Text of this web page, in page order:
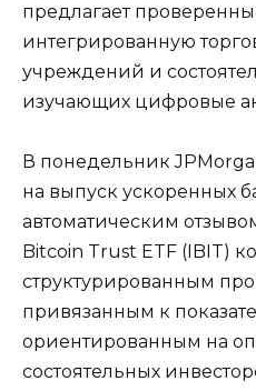
предлагает
интегрированную
учреждений и
изучающих цифровые
В понедельник
на выпуск ускоренных
автоматическим
Bitcoin Trust ETF (IBIT)
структурированным
привязанным к
ориентированным на
состоятельных